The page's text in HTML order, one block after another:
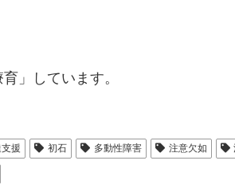
」しています。
援 初石 多動性障害 注意欠如